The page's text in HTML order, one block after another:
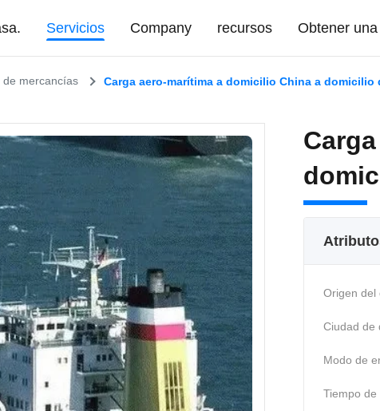
Servicios Company recursos Obtener
mercancías Carga aero-marítima a domicilio China a domicilio
Origen del
Ciudad de
Modo de
Tiempo de